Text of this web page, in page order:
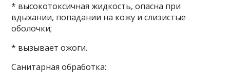
* высокотоксичная жидкость, опасна при
вдыхании, попадании на кожу и слизистые
оболочки;
* вызывает ожоги.
Санитарная обработка: